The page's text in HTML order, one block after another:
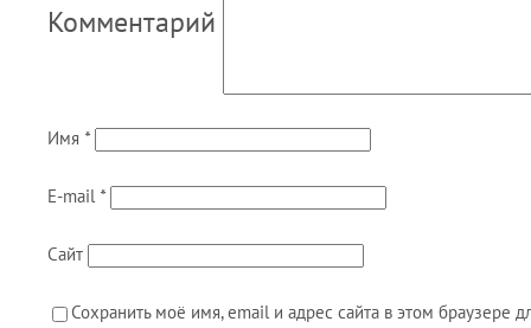
Комментарий
Имя *
E-mail *
Сайт
Сохранить моё имя, email и адрес сайта в этом браузере